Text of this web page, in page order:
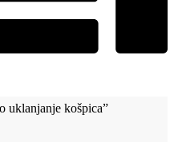
uklanjanje košpica”